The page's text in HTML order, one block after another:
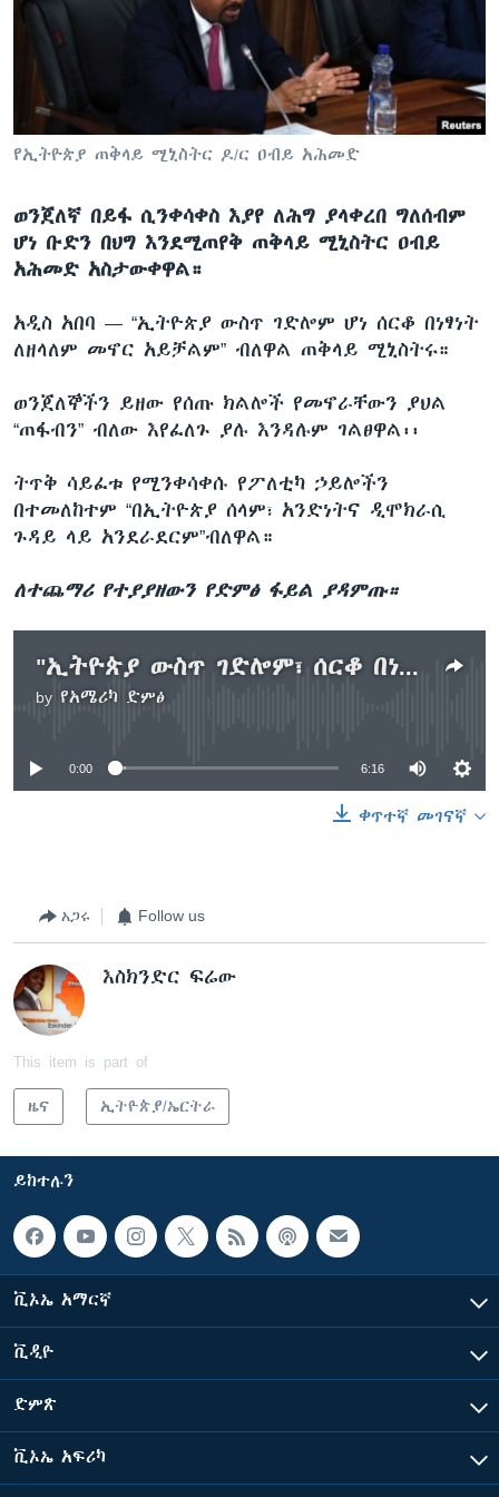
ቋንቋዎች
የኢትዮጵያ ጠቅላይ ሚኒስትር ዶ/ር ዐብይ አሕመድ
ወንጀለኛ በይፋ ሲንቀሳቀስ እያየ ለሕግ ያላቀረበ ግለሰብም
ሆነ ቡድን በህግ እንደሚጠየቅ ጠቅላይ ሚኒስትር ዐብይ
አሕመድ አስታውቀዋል።
አዲስ አበባ — “ኢትዮጵያ ውስጥ ገድሎም ሆነ ሰርቆ በነፃነት
ለዘላለም መኖር አይቻልም” ብለዋል ጠቅላይ ሚኒስትሩ።
ወንጀለኞችን ይዘው የሰጡ ክልሎች የመኖራቸውን ያህል
“ጠፋብን” ብለው እየፈለጉ ያሉ እንዳሉም ገልፀዋል፡፡
ትጥቅ ሳይፈቱ የሚንቀሳቀሱ የፖለቲካ ኃይሎችን
በተመለከተም “በኢትዮጵያ ሰላም፣ አንድነትና ዲሞክራሲ
ጉዳይ ላይ አንደራደርም”ብለዋል።
ለተጨማሪ የተያያዘውን የድምፅ ፋይል ያዳምጡ።
"ኢትዮጵያ ውስጥ ገድሎም፣ ሰርቆ በነፃነት ለዘላለም መኖር አይቻልም" ጠ/ሚ ዐብይ
by የአሜሪካ ድምፅ
No media source currently available
0:00 6:16
ቀጥተኛ መገናኛ
አጋሩ Follow us
እስክንድር ፍሬው
This item is part of
ዜና ኢትዮጵያ/ኤርትራ
ይከተሉን
ቪኦኤ አማርኛ
ቪዲዮ
ድምጽ
ቪኦኤ አፍሪካ